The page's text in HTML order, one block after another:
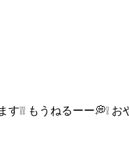
❕❕ もうねるーー💭❕